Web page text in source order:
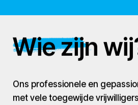
Wie zijn
Ons professionele en
met vele toegewijde